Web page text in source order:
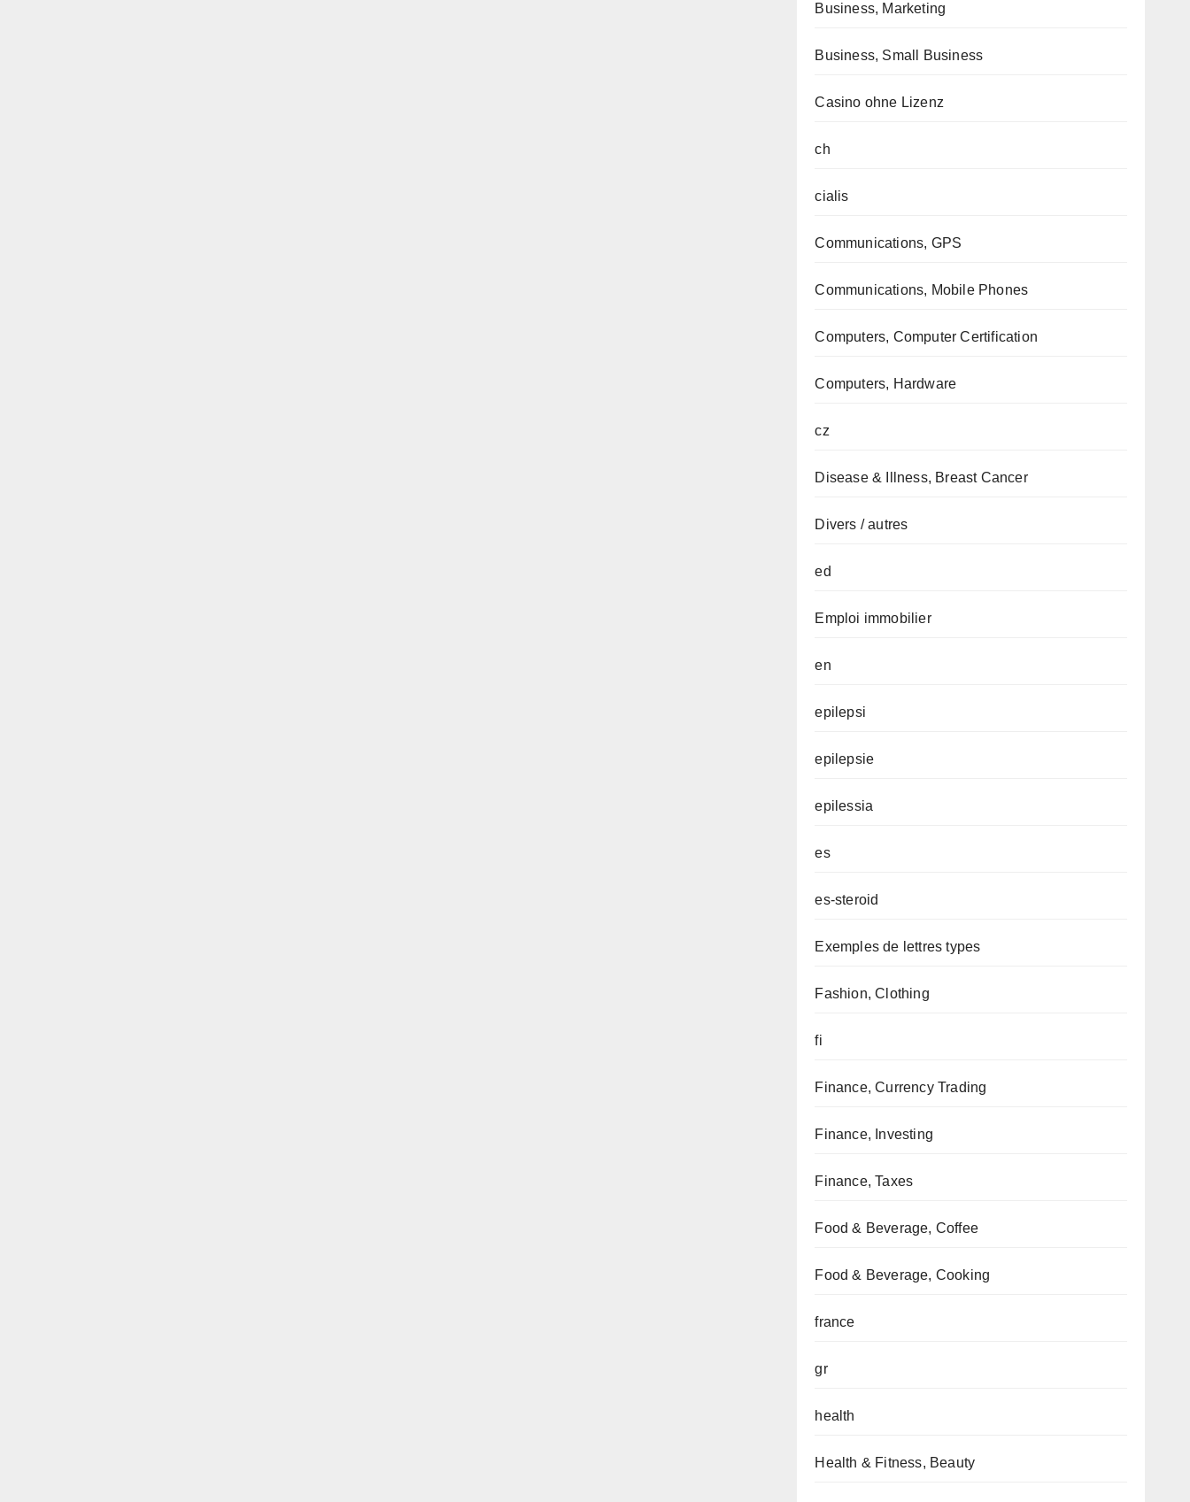
Business, Marketing
Business, Small Business
Casino ohne Lizenz
ch
cialis
Communications, GPS
Communications, Mobile Phones
Computers, Computer Certification
Computers, Hardware
cz
Disease & Illness, Breast Cancer
Divers / autres
ed
Emploi immobilier
en
epilepsi
epilepsie
epilessia
es
es-steroid
Exemples de lettres types
Fashion, Clothing
fi
Finance, Currency Trading
Finance, Investing
Finance, Taxes
Food & Beverage, Coffee
Food & Beverage, Cooking
france
gr
health
Health & Fitness, Beauty